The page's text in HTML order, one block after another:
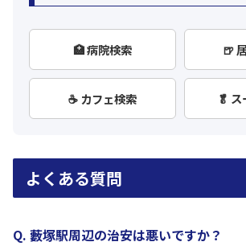
🏥 病院検索 🍺
☕ カフェ検索 🥬
よくある質問
Q. 藪塚駅周辺の治安は悪いですか？